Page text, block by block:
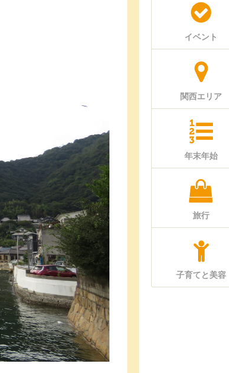
イベント
関西エリア
年末年始
旅行
子育てと美容